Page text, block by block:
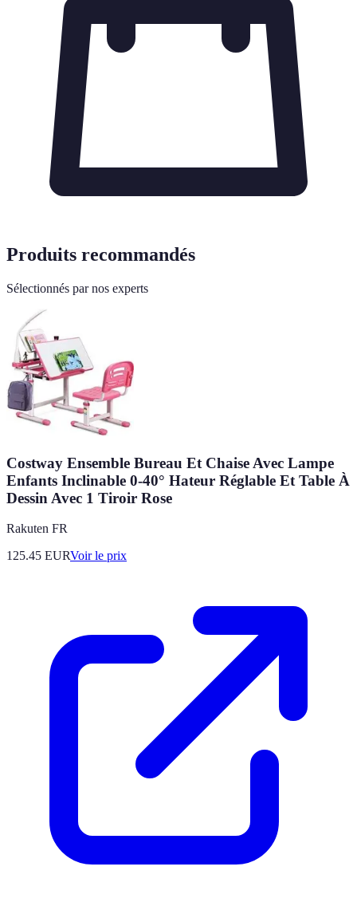
Produits recommandés
Sélectionnés par nos experts
Costway Ensemble Bureau Et Chaise Avec Lampe
Enfants Inclinable 0-40° Hateur Réglable Et Table À
Dessin Avec 1 Tiroir Rose
Rakuten FR
125.45 EURVoir le prix